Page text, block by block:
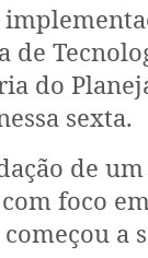
de
do
sexta.
de
foco
a